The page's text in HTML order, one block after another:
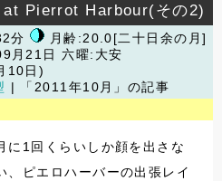
at Pierrot Harbour(その2)
分
月齢:20.0[二十日余の月]
月21日 六曜:大安
10日)
| 「2011年10月」の記事
に1回くらいしか顔を出さな
、ピエロハーバーの出張レイ